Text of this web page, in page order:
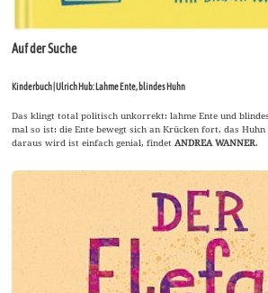
Auf der Suche
Kinderbuch | Ulrich Hub: Lahme Ente, blindes Huhn
Das klingt total politisch unkorrekt: lahme Ente und
mal so ist: die Ente bewegt sich an Krücken fort, das
daraus wird ist einfach genial, findetANDREA WANNER.